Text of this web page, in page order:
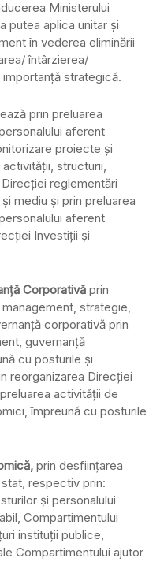
Ministerului
putea aplica unitar şi
în vederea eliminării
întârzierea/
strategică.
prin preluarea
aferent
proiecte şi
structurii,
reglementări
mediu şi prin preluarea
aferent
Investiţii şi
Corporativă prin
strategie,
corporativă prin
guvernanţă
cu posturile şi
reorganizarea Direcţiei
activităţii de
împreună cu posturile
prin desfiinţarea
respectiv prin:
şi personalului
Compartimentului
instituţii publice,
Compartimentului ajutor